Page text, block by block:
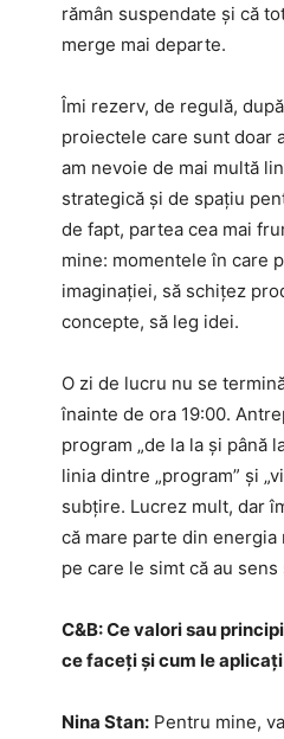
rămân suspendate și că
merge mai departe.
Îmi rezerv, de regulă,
proiectele care sunt doar
am nevoie de mai multă
strategică și de spațiu
de fapt, partea cea mai
mine: momentele în care
imaginației, să schițez
concepte, să leg idei.
O zi de lucru nu se
înainte de ora 19:00.
program „de la la și până
linia dintre „program” și
subțire. Lucrez mult, dar
că mare parte din
pe care le simt că au sens
C&B:Ce valori sau
ce faceți și cum le
Nina Stan: Pentru mine,